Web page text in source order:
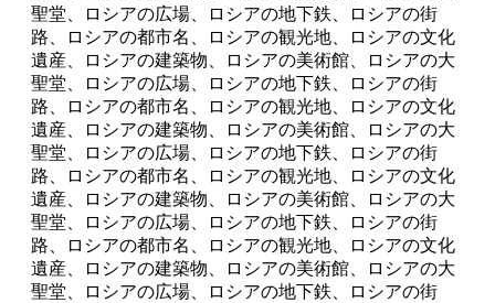
聖堂、ロシアの広場、ロシアの地下鉄、ロシアの街
路、ロシアの都市名、ロシアの観光地、ロシアの文化
遺産、ロシアの建築物、ロシアの美術館、ロシアの大
聖堂、ロシアの広場、ロシアの地下鉄、ロシアの街
路、ロシアの都市名、ロシアの観光地、ロシアの文化
遺産、ロシアの建築物、ロシアの美術館、ロシアの大
聖堂、ロシアの広場、ロシアの地下鉄、ロシアの街
路、ロシアの都市名、ロシアの観光地、ロシアの文化
遺産、ロシアの建築物、ロシアの美術館、ロシアの大
聖堂、ロシアの広場、ロシアの地下鉄、ロシアの街
路、ロシアの都市名、ロシアの観光地、ロシアの文化
遺産、ロシアの建築物、ロシアの美術館、ロシアの大
聖堂、ロシアの広場、ロシアの地下鉄、ロシアの街